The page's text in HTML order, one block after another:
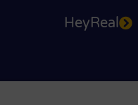
HeyReal